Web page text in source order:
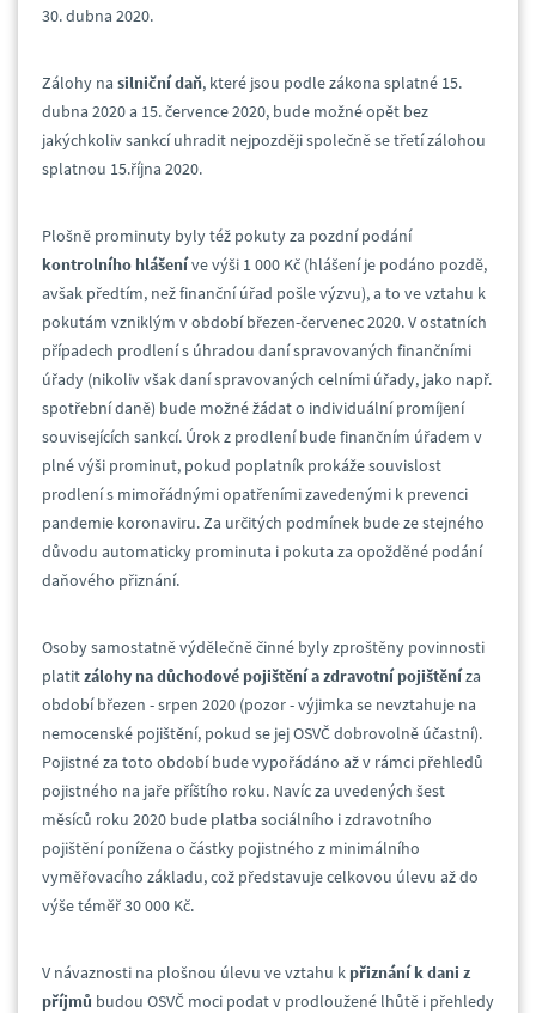
30. dubna 2020.
Zálohy na silniční daň, které jsou podle zákona splatné 15.
dubna 2020 a 15. července 2020, bude možné opět bez
jakýchkoliv sankcí uhradit nejpozději společně se třetí zálohou
splatnou 15.října 2020.
Plošně prominuty byly též pokuty za pozdní podání
kontrolního hlášeníve výši 1 000 Kč (hlášení je podáno pozdě,
avšak předtím, než finanční úřad pošle výzvu), a to ve vztahu k
pokutám vzniklým v období březen-červenec 2020. V ostatních
případech prodlení s úhradou daní spravovaných finančními
úřady (nikoliv však daní spravovaných celními úřady, jako např.
spotřební daně) bude možné žádat o individuální promíjení
souvisejících sankcí. Úrok z prodlení bude finančním úřadem v
plné výši prominut, pokud poplatník prokáže souvislost
prodlení s mimořádnými opatřeními zavedenými k prevenci
pandemie koronaviru. Za určitých podmínek bude ze stejného
důvodu automaticky prominuta i pokuta za opožděné podání
daňového přiznání.
Osoby samostatně výdělečně činné byly zproštěny povinnosti
platitzálohy na důchodové pojištění a zdravotní pojištěníza
období březen - srpen 2020 (pozor - výjimka se nevztahuje na
nemocenské pojištění, pokud se jej OSVČ dobrovolně účastní).
Pojistné za toto období bude vypořádáno až v rámci přehledů
pojistného na jaře příštího roku. Navíc za uvedených šest
měsíců roku 2020 bude platba sociálního i zdravotního
pojištění ponížena o částky pojistného z minimálního
vyměřovacího základu, což představuje celkovou úlevu až do
výše téměř 30 000 Kč.
V návaznosti na plošnou úlevu ve vztahu k přiznání k dani z
příjmů budou OSVČ moci podat v prodloužené lhůtě i přehledy